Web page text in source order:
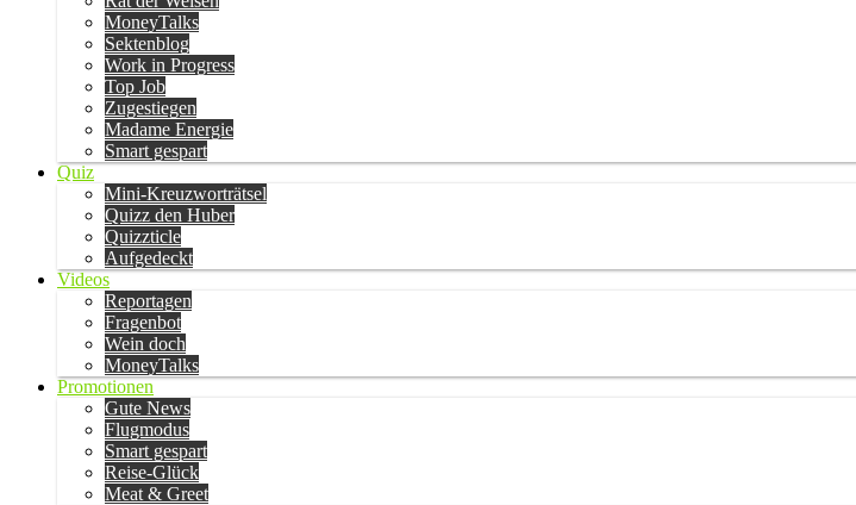
MoneyTalks
Sektenblog
Work in Progress
Top Job
Zugestiegen
Madame Energie
Smart gespart
Quiz
Mini-Kreuzworträtsel
Quizz den Huber
Quizzticle
Aufgedeckt
Videos
Reportagen
Fragenbot
Wein doch
MoneyTalks
Promotionen
Gute News
Flugmodus
Smart gespart
Reise-Glück
Meat & Greet